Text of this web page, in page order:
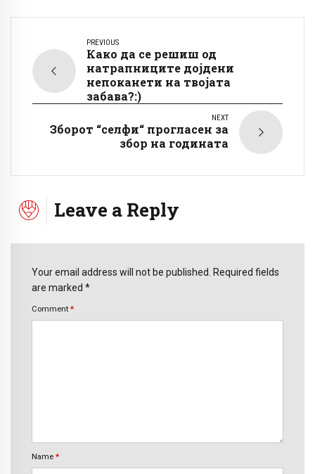
PREVIOUS
Како да се решиш од
натрапниците дојдени
непоканети на твојата
забава?:)
NEXT
Зборот “селфи“ прогласен за
збор на годината
Leave a Reply
Your email address will not be published. Required fields
are marked *
Comment *
Name *